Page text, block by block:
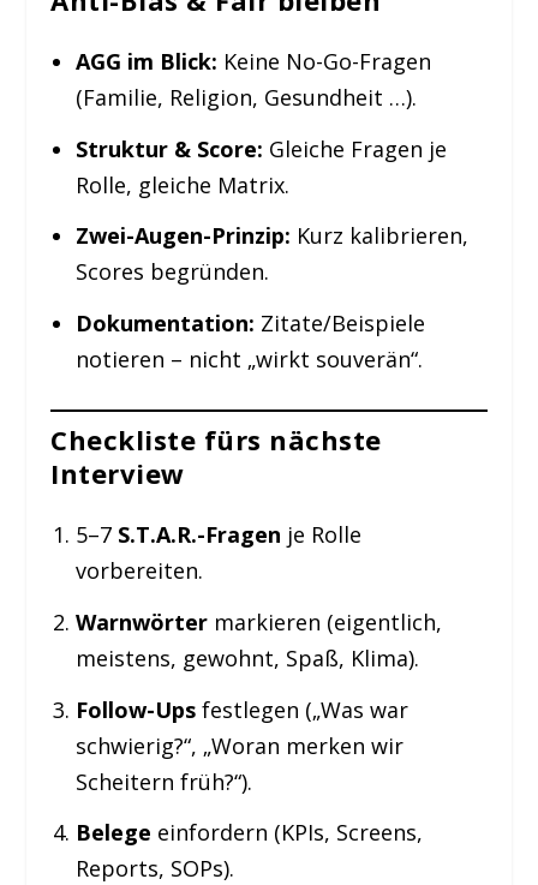
AGG im Blick: Keine No-Go-Fragen
(Familie, Religion, Gesundheit …).
Struktur & Score: Gleiche Fragen je
Rolle, gleiche Matrix.
Zwei-Augen-Prinzip: Kurz kalibrieren,
Scores begründen.
Dokumentation: Zitate/Beispiele
notieren – nicht „wirkt souverän“.
Checkliste fürs nächste
Interview
5–7 S.T.A.R.-Fragen je Rolle
vorbereiten.
Warnwörtermarkieren (eigentlich,
meistens, gewohnt, Spaß, Klima).
Follow-Upsfestlegen („Was war
schwierig?“, „Woran merken wir
Scheitern früh?“).
Belege einfordern (KPIs, Screens,
Reports, SOPs).